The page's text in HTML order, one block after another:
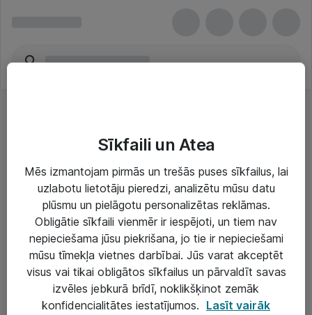
Risinājumi & Pakalpojumi
IT serviss un atbalsts
IT infrastruktūra
Darba vietu IT risinājumi
Serveri un datu centri
Sīkfaili un Atea
Mēs izmantojam pirmās un trešās puses sīkfailus, lai
uzlabotu lietotāju pieredzi, analizētu mūsu datu
plūsmu un pielāgotu personalizētas reklāmas.
Obligātie sīkfaili vienmēr ir iespējoti, un tiem nav
nepieciešama jūsu piekrišana, jo tie ir nepieciešami
mūsu tīmekļa vietnes darbībai. Jūs varat akceptēt
visus vai tikai obligātos sīkfailus un pārvaldīt savas
izvēles jebkurā brīdī, noklikšķinot zemāk
konfidencialitātes iestatījumos. Lasīt vairāk